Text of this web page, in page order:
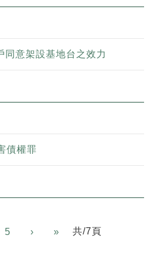
同意架設基地台之效力
債權罪
5 › » Next共/7頁